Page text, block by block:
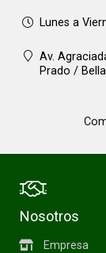
Lunes a
Av.
Prado /
Nosotros
Empresa